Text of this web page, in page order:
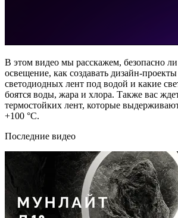
В этом видео мы расскажем, безопасно
освещение, как создавать дизайн-
светодиодных лент под водой и какие
боятся воды, жара и хлора. Также вас
термостойких лент, которые
+100 °С.
Последние видео